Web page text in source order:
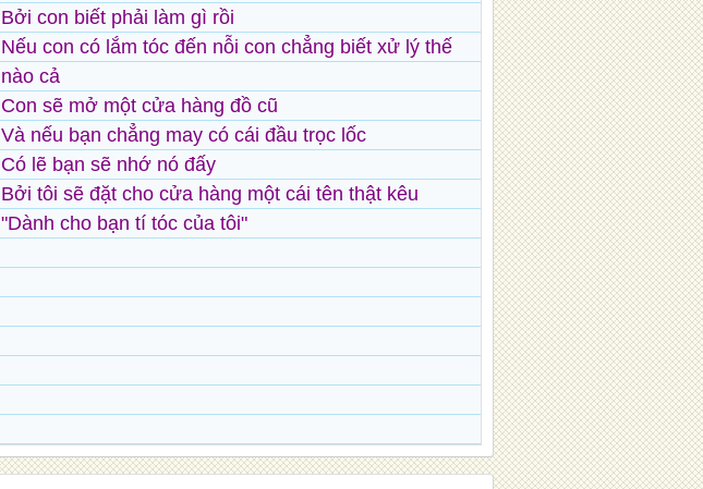
Bởi con biết phải làm gì rồi
Nếu con có lắm tóc đến nỗi con chẳng biết xử lý thế
nào cả
Con sẽ mở một cửa hàng đồ cũ
Và nếu bạn chẳng may có cái đầu trọc lốc
Có lẽ bạn sẽ nhớ nó đấy
Bởi tôi sẽ đặt cho cửa hàng một cái tên thật kêu
"Dành cho bạn tí tóc của tôi"